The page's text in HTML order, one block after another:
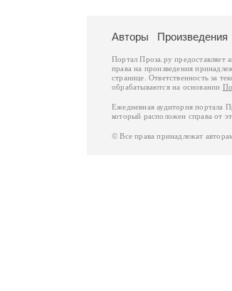
Авторы Произведения
Портал Проза.ру предоставляет
права на произведения
странице. Ответственность за
обрабатываются на основании
Ежедневная аудитория портала
который расположен справа от
© Все права принадлежат